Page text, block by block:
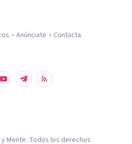
Anúnciate Contacta
Mente. Todos los derechos